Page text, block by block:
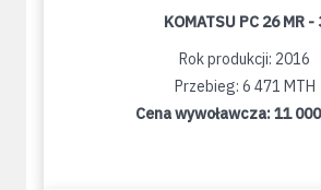
KOMATSU PC 26 MR -
Rok produkcji: 2016
Przebieg: 6 471 MTH
Cena wywoławcza:11